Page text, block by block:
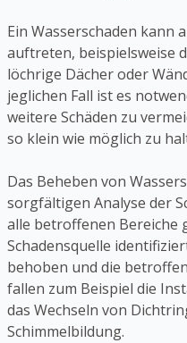
Ein Wasserschaden kann
auftreten, beispielsweise
löchrige Dächer oder
jeglichen Fall ist es
weitere Schäden zu
so klein wie möglich zu
Das Beheben von
sorgfältigen Analyse der
alle betroffenen Bereiche
Schadensquelle
behoben und die
fallen zum Beispiel die
das Wechseln von
Schimmelbildung.